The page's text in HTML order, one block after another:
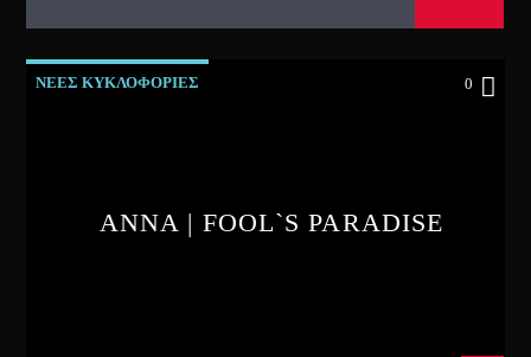
ΝΕΕΣ ΚΥΚΛΟΦΟΡΙΕΣ 0
ΑΝΝΑ | FOOL`S PARADISE